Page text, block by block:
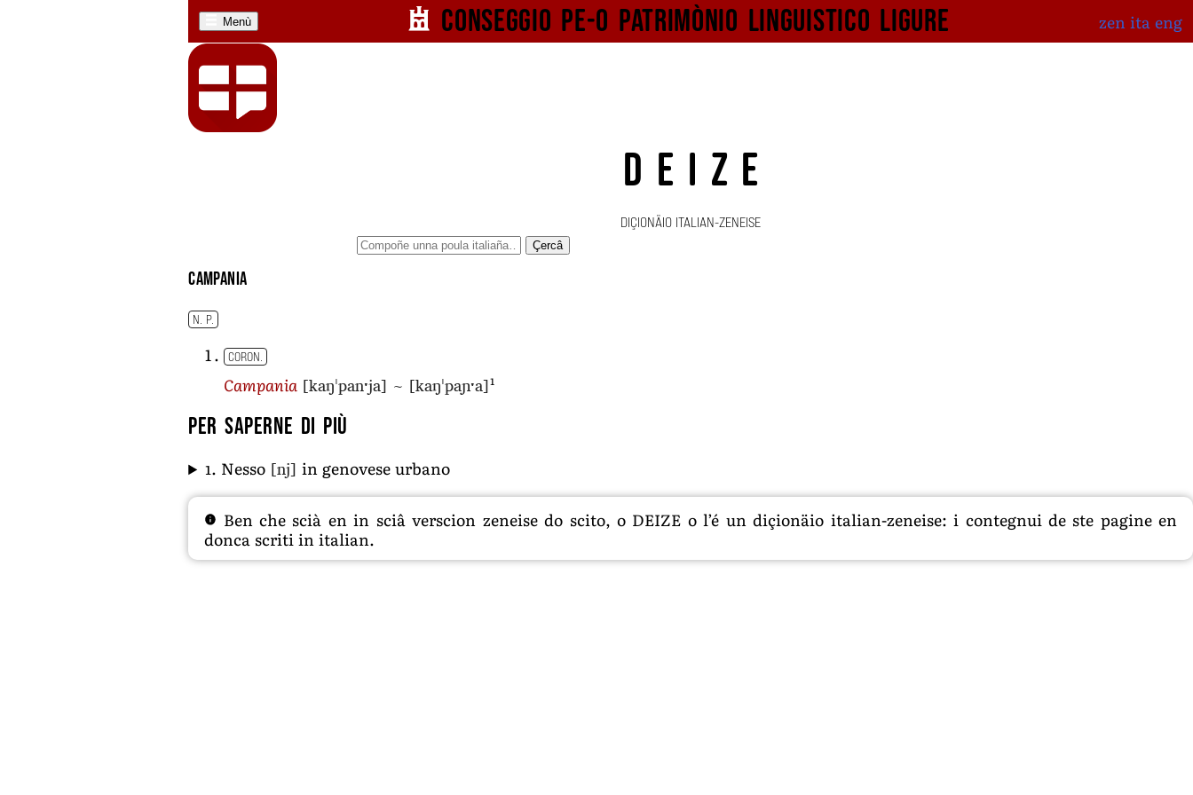
Menù Conseggio pe-o patrimònio linguistico ligure zen ita eng
DEIZE
DIÇIONÄIO ITALIAN-ZENEISE
Çercâ
Campania
N. P.
CORON.
Campania [kaŋˈpanˑja] ~ [kaŋˈpaɲˑa]1
Per saperne di più
1. Nesso [nj] in genovese urbano
Ben che scià en in sciâ verscion zeneise do scito, o DEIZE o l’é un diçionäio italian-zeneise: i contegnui de ste pagine en
donca scriti in italian.